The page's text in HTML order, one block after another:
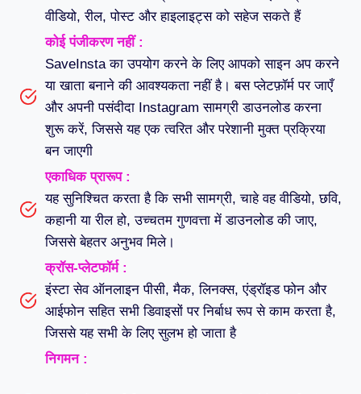
वीडियो, रील, पोस्ट और हाइलाइट्स को सहेज सकते हैं
कोई पंजीकरण नहीं :
SaveInsta का उपयोग करने के लिए आपको साइन अप करने
या खाता बनाने की आवश्यकता नहीं है। बस प्लेटफ़ॉर्म पर जाएँ
और अपनी पसंदीदा Instagram सामग्री डाउनलोड करना
शुरू करें, जिससे यह एक त्वरित और परेशानी मुक्त प्रक्रिया
बन जाएगी
एकाधिक प्रारूप :
यह सुनिश्चित करता है कि सभी सामग्री, चाहे वह वीडियो, छवि,
कहानी या रील हो, उच्चतम गुणवत्ता में डाउनलोड की जाए,
जिससे बेहतर अनुभव मिले।
क्रॉस-प्लेटफॉर्म :
इंस्टा सेव ऑनलाइन पीसी, मैक, लिनक्स, एंड्रॉइड फोन और
आईफोन सहित सभी डिवाइसों पर निर्बाध रूप से काम करता है,
जिससे यह सभी के लिए सुलभ हो जाता है
निगमन :